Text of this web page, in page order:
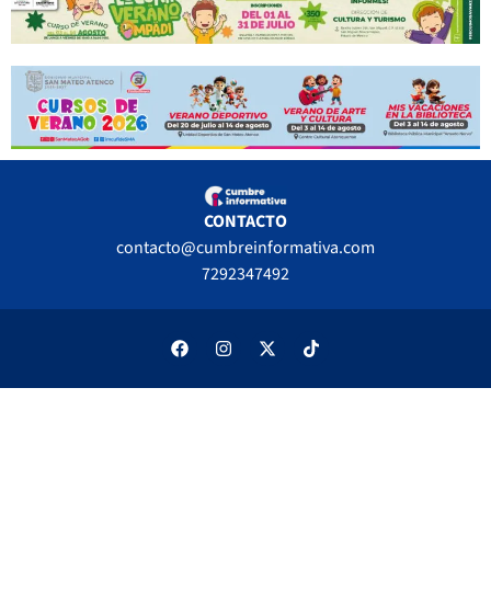
CONTACTO
contacto@cumbreinformativa.com
7292347492